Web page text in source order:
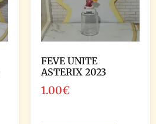
FEVE UNITE
ASTERIX 2023
1.00€